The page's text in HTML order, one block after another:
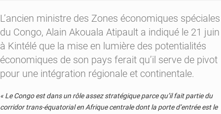
L’ancien ministre des Zones économiques spéciales
du Congo, Alain Akouala Atipault a indiqué le 21 juin
à Kintélé que la mise en lumière des potentialités
économiques de son pays ferait qu’il serve de pivot
pour une intégration régionale et continentale.
« Le Congo est dans un rôle assez stratégique parce qu’il fait partie du
corridor trans-équatorial en Afrique centrale dont la porte d’entrée est le